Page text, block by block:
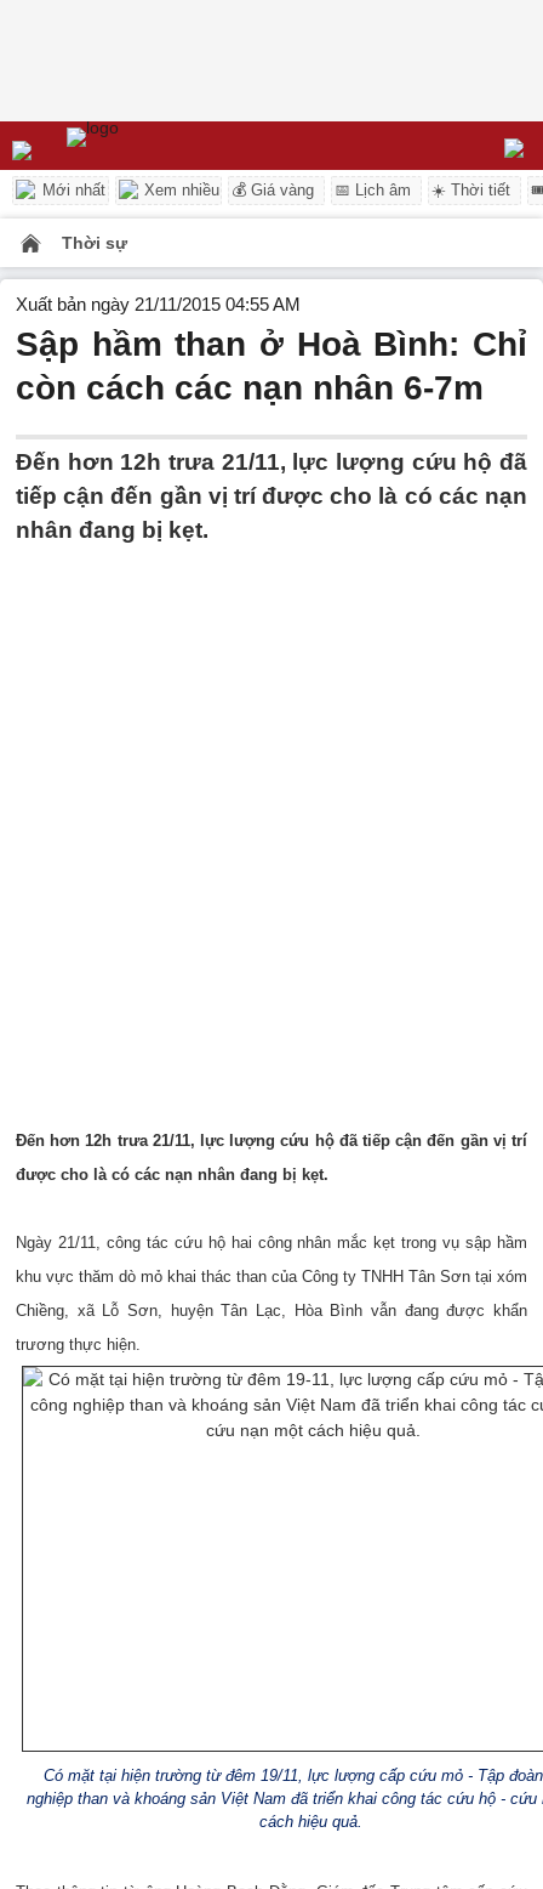
Mới nhất Xem nhiều 💰 Giá vàng 📅 Lịch âm ☀️ Thời tiết
Thời sự
Xuất bản ngày 21/11/2015 04:55 AM
Sập hầm than ở Hoà Bình: Chỉ
còn cách các nạn nhân 6-7m
Đến hơn 12h trưa 21/11, lực lượng cứu hộ đã
tiếp cận đến gần vị trí được cho là có các nạn
nhân đang bị kẹt.
Đến hơn 12h trưa 21/11, lực lượng cứu hộ đã tiếp cận đến gần vị trí
được cho là có các nạn nhân đang bị kẹt.
Ngày 21/11, công tác cứu hộ hai công nhân mắc kẹt trong vụ sập hầm
khu vực thăm dò mỏ khai thác than của Công ty TNHH Tân Sơn tại xóm
Chiềng, xã Lỗ Sơn, huyện Tân Lạc, Hòa Bình vẫn đang được khẩn
trương thực hiện.
Có mặt tại hiện trường từ đêm 19/11, lực lượng cấp cứu mỏ - Tập
nghiệp than và khoáng sản Việt Nam đã triển khai công tác cứu hộ - cứu
cách hiệu quả.